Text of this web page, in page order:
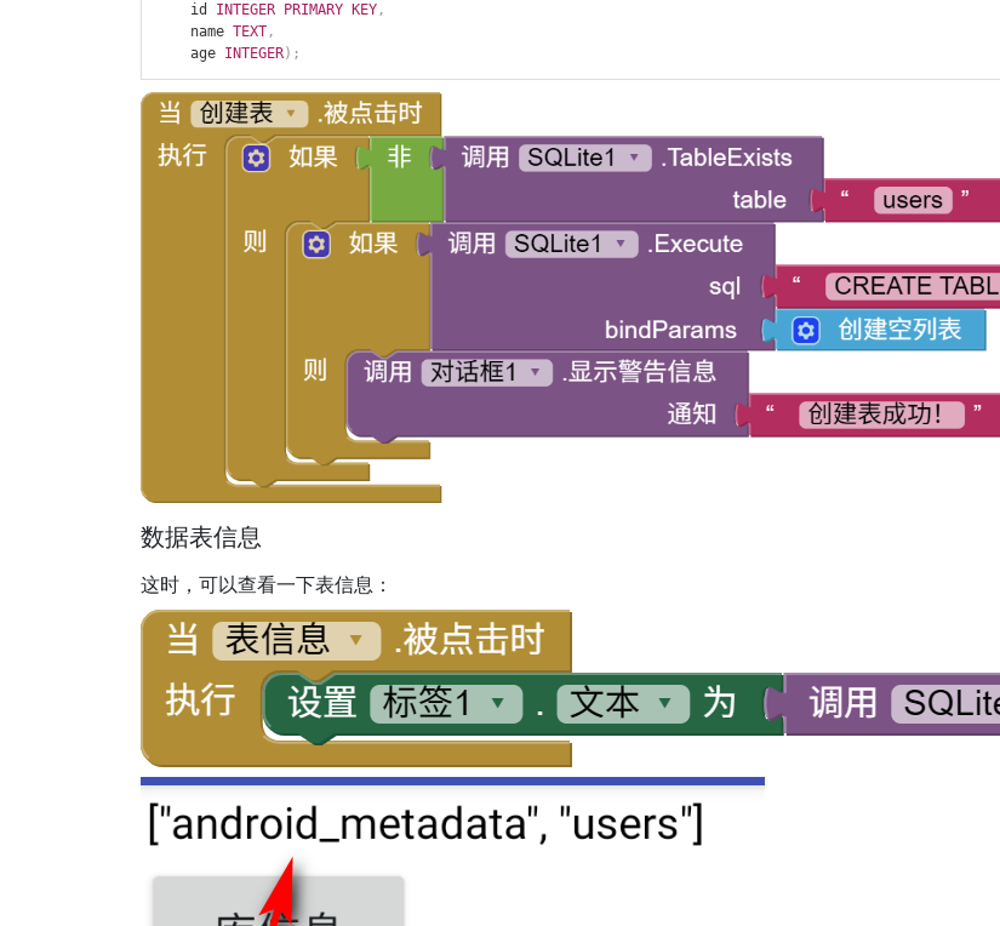
    id
INTEGER PRIMARY KEY,
    name
TEXT,
    age
INTEGER) ;
数据表信息
这时，可以查看一下表信息：